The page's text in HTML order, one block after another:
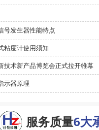
号发生器性能特点
粘度计使用须知
技术新产品博览会正式拉开帷幕
示器原理
服务质量6大